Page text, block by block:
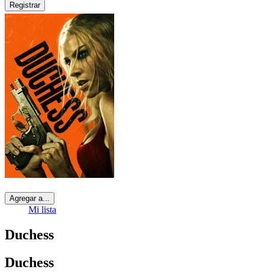
Registrar
Agregar a...
Mi lista
Duchess
Duchess